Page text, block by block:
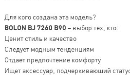
Для кого создана эта модель?
BOLON BJ 7260 B90 – выбор тех, кто:
Ценит стиль и качество
Следует модным тенденциям
Отдает предпочтение комфорту
Ищет аксессуар, подчеркивающий